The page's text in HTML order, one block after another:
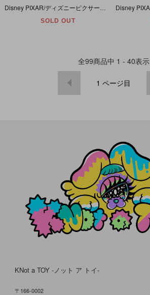
SOLD OUT
全99商品中 1 - 40表示
1 ページ目
KNot a TOY -ノット ア トイ-
〒166-0002